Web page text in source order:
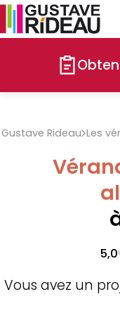
Gustave Rideau Les
5,0
Vous avez un